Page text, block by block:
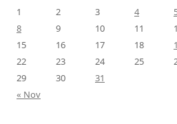
1
2 3 4
8
9 10 11
15
16 17 18
22
23 24 25
29
30
31
« Nov